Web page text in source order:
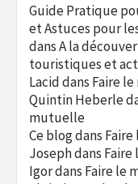
Guide Pratique
et Astuces pour
dansA la
touristiques et
Laciddans Faire
Quintin Heberle
mutuelle
Ce blogdans
Josephdans
Igordans Faire le